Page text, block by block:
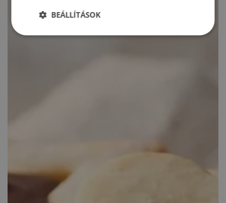
BEÁLLÍTÁSOK